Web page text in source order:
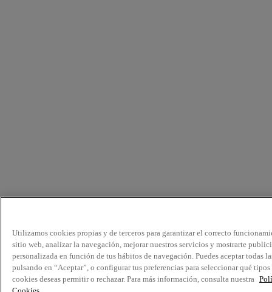
Utilizamos cookies propias y de terceros para garantizar el correcto
sitio web, analizar la navegación, mejorar nuestros servicios y mostrarte
personalizada en función de tus hábitos de navegación. Puedes aceptar todas
pulsando en “Aceptar”, o configurar tus preferencias para seleccionar qué tipos
cookies deseas permitir o rechazar. Para más información, consulta nuestra